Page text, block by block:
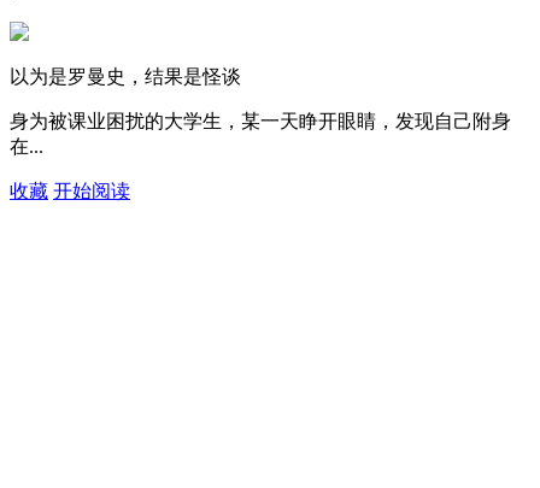
以为是罗曼史，结果是怪谈
身为被课业困扰的大学生，某一天睁开眼睛，发现自己附身
在...
收藏 开始阅读